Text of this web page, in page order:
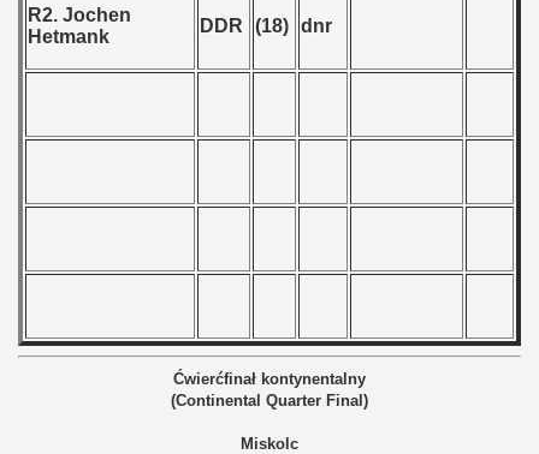
R2. Jochen
Hetmank
DDR (18) dnr
Ćwierćfinał kontynentalny
(Continental Quarter Final)
Miskolc
- 2010
- 2015